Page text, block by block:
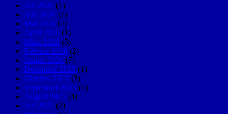
Juli 2026 (1)
Juni 2026 (1)
Mai 2026 (2)
April 2026 (1)
März 2026 (5)
Februar 2026 (2)
Januar 2026 (7)
Dezember 2025 (1)
Oktober 2025 (3)
September 2025 (4)
August 2025 (4)
Juli 2025 (2)